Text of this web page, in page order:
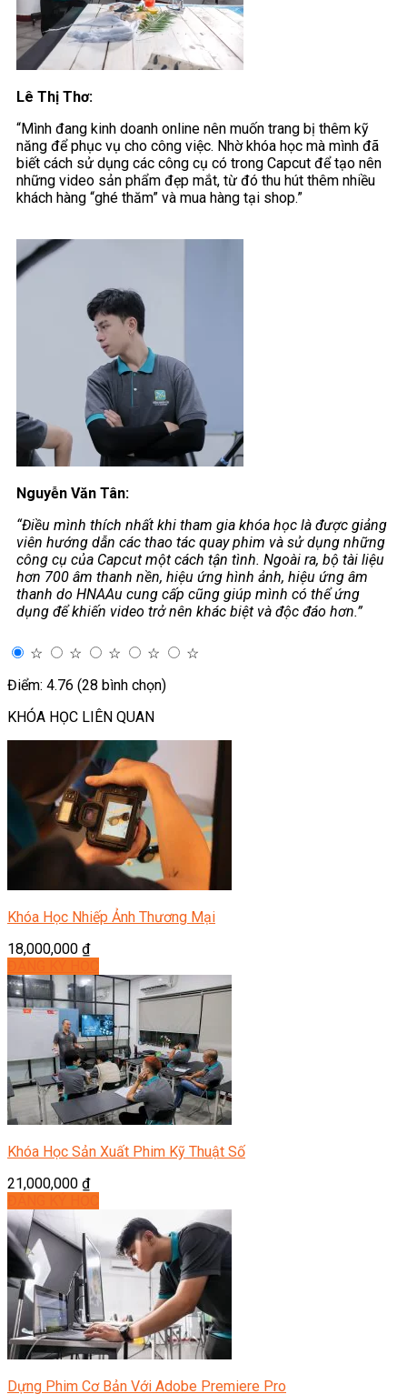
Lê Thị Thơ:
“Mình đang kinh doanh online nên muốn trang bị thêm kỹ
năng để phục vụ cho công việc. Nhờ khóa học mà mình đã
biết cách sử dụng các công cụ có trong Capcut để tạo nên
những video sản phẩm đẹp mắt, từ đó thu hút thêm nhiều
khách hàng “ghé thăm” và mua hàng tại shop.”
Nguyễn Văn Tân:
“Điều mình thích nhất khi tham gia khóa học là được giảng
viên hướng dẫn các thao tác quay phim và sử dụng những
công cụ của Capcut một cách tận tình. Ngoài ra, bộ tài liệu
hơn 700 âm thanh nền, hiệu ứng hình ảnh, hiệu ứng âm
thanh do HNAAu cung cấp cũng giúp mình có thể ứng
dụng để khiến video trở nên khác biệt và độc đáo hơn.”
☆ ☆ ☆ ☆
☆
Điểm: 4.76 (28 bình chọn)
KHÓA HỌC LIÊN QUAN
Khóa Học Nhiếp Ảnh Thương Mại
18,000,000 ₫
Khóa Học Sản Xuất Phim Kỹ Thuật Số
21,000,000 ₫
Dựng Phim Cơ Bản Với Adobe Premiere Pro